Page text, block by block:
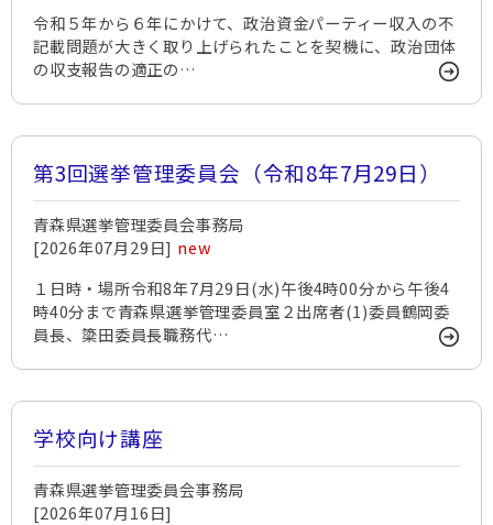
令和５年から６年にかけて、政治資金パーティー収入の不
記載問題が大きく取り上げられたことを契機に、政治団体
の収支報告の適正の…
第3回選挙管理委員会（令和8年7月29日）
青森県選挙管理委員会事務局
[2026年07月29日] new
１日時・場所令和8年7月29日(水)午後4時00分から午後4
時40分まで青森県選挙管理委員室２出席者(1)委員鶴岡委
員長、簗田委員長職務代…
学校向け講座
青森県選挙管理委員会事務局
[2026年07月16日]